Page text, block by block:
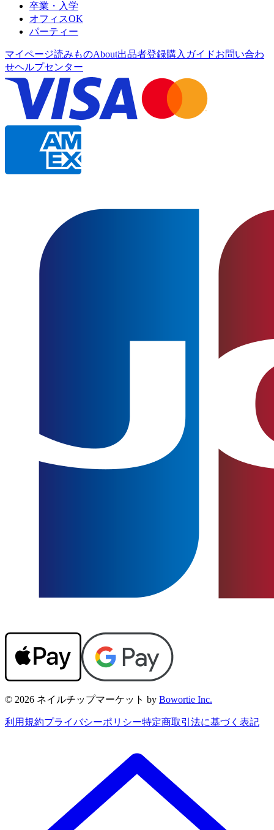
卒業・入学
オフィスOK
パーティー
マイページ読みものAbout出品者登録購入ガイドお問い合わ
せヘルプセンター
© 2026 ネイルチップマーケット by Bowortie Inc.
利用規約プライバシーポリシー特定商取引法に基づく表記